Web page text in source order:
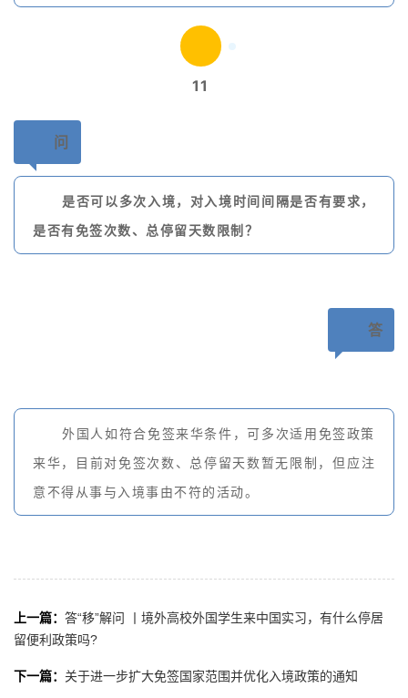
11
问
是否可以多次入境，对入境时间间隔是否有要求，
是否有免签次数、总停留天数限制？
答
外国人如符合免签来华条件，可多次适用免签政策
来华，目前对免签次数、总停留天数暂无限制，但应注
意不得从事与入境事由不符的活动。
上一篇： 答“移”解问 丨境外高校外国学生来中国实习，有什么停居
留便利政策吗?
下一篇： 关于进一步扩大免签国家范围并优化入境政策的通知